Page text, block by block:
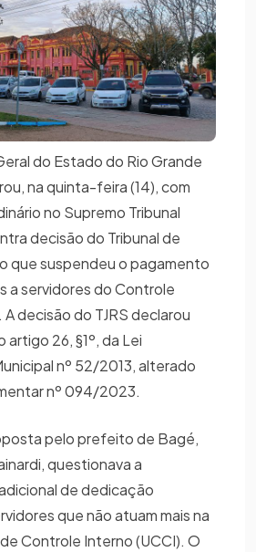
do Estado do Rio Grande
na quinta-feira (14), com
no Supremo Tribunal
decisão do Tribunal de
que suspendeu o pagamento
a servidores do Controle
decisão do TJRS declarou
26, §1º, da Lei
nº 52/2013, alterado
nº 094/2023.
pelo prefeito de Bagé,
questionava a
de dedicação
que não atuam mais na
Controle Interno (UCCI). O